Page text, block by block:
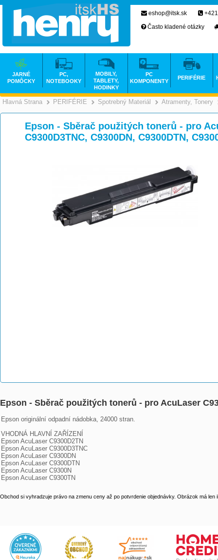
Hlavná Strana >
PERIFÉRIE >
Spotrebný Materiál >
Atramenty, Tonery
Epson - Sběrač použitých tonerů - pro
C9300D3TNC, C9300DN, C9300DTN,
Epson - Sběrač použitých tonerů - pro AcuLaser
Epson originální odpadní nádobka, 24000 stran.
VHODNÁ HLAVNÍ ZAŘÍZENÍ
Epson AcuLaser C9300D2TN
Epson AcuLaser C9300D3TNC
Epson AcuLaser C9300DN
Epson AcuLaser C9300DTN
Epson AcuLaser C9300N
Epson AcuLaser C9300TN
Obchod si vyhradzuje právo na zmenu ceny až po potvrdenie objednávky. Obrázok má len
eshop@itsk.sk
Často kladené otázky
JARNÉ
POMÔCKY
PC,
NOTEBOOKY
MOBILY,
TABLETY,
HODINKY
PC
KOMPONENTY
PERIFÉRIE